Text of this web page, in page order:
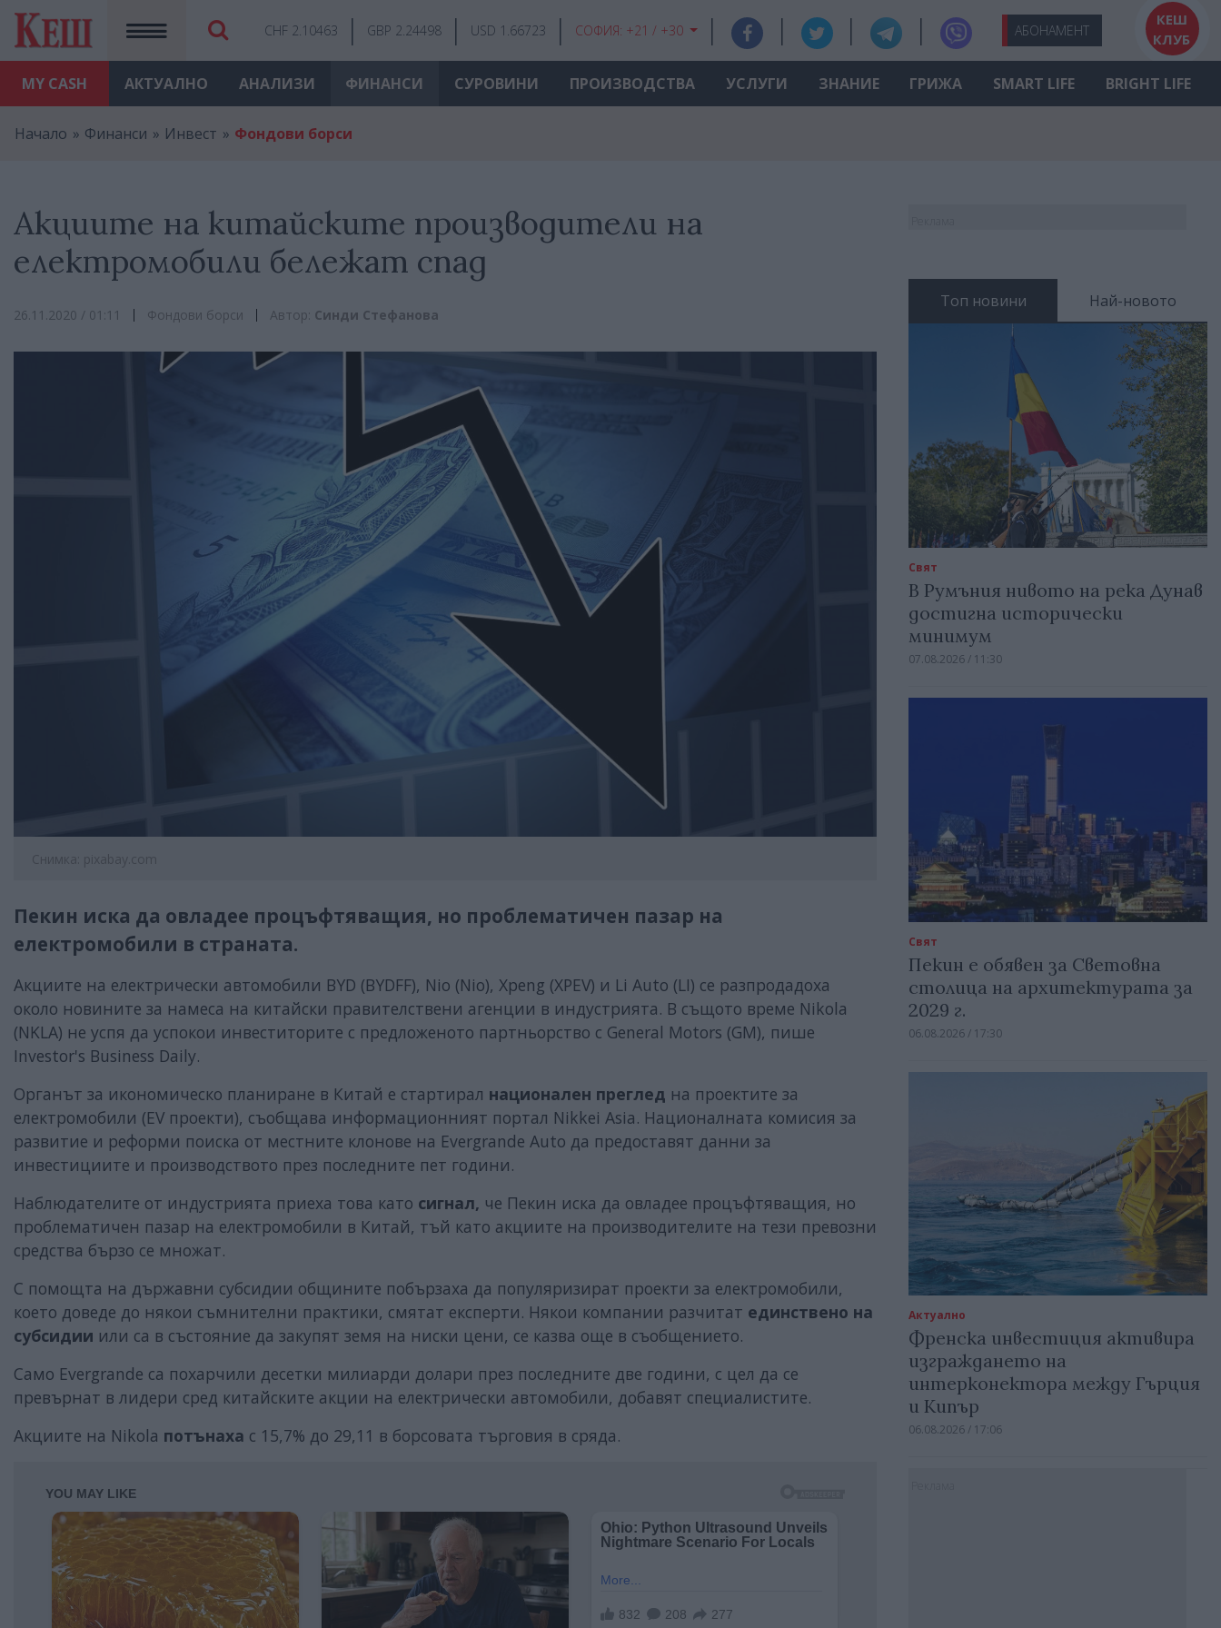
MY CASH
CHF 2.10463 GBP 2.24498 USD 1.66723 СОФИЯ: +21 / +30 АБОНАМЕНТ
КЕШ
КЛУБ
АКТУАЛНО АНАЛИЗИ ФИНАНСИ СУРОВИНИ ПРОИЗВОДСТВА УСЛУГИ ЗНАНИЕ ГРИЖА SMART LIFE BRIGHT LIFE
Начало Финанси Инвест Фондови борси
Акциите на китайските производители на
електромобили бележат спад
26.11.2020 / 01:11 Фондови борси Автор: Синди Стефанова
Снимка: pixabay.com
Пекин иска да овладее процъфтяващия, но проблематичен пазар на
електромобили в страната.
Акциите на електрически автомобили BYD (BYDFF), Nio (Nio), Xpeng (XPEV) и Li Auto (LI) се разпродадоха
около новините за намеса на китайски правителствени агенции в индустрията. В същото време Nikola
(NKLA) не успя да успокои инвеститорите с предложеното партньорство с General Motors (GM), пише
Investor's Business Daily.
Органът за икономическо планиране в Китай е стартирал национален преглед на проектите за
електромобили (EV проекти), съобщава информационният портал Nikkei Asia. Националната комисия за
развитие и реформи поиска от местните клонове на Evergrande Auto да предоставят данни за
инвестициите и производството през последните пет години.
Наблюдателите от индустрията приеха това като сигнал, че Пекин иска да овладее процъфтяващия, но
проблематичен пазар на електромобили в Китай, тъй като акциите на производителите на тези превозни
средства бързо се множат.
С помощта на държавни субсидии общините побързаха да популяризират проекти за електромобили,
което доведе до някои съмнителни практики, смятат експерти. Някои компании разчитат единствено на
субсидии или са в състояние да закупят земя на ниски цени, се казва още в съобщението.
Само Evergrande са похарчили десетки милиарди долари през последните две години, с цел да се
превърнат в лидери сред китайските акции на електрически автомобили, добавят специалистите.
Акциите на Nikola потънаха с 15,7% до 29,11 в борсовата търговия в сряда.
Топ новини Най-новото
Свят
В Румъния нивото на река Дунав
достигна исторически
минимум
07.08.2026 / 11:30
Свят
Пекин е обявен за Световна
столица на архитектурата за
2029 г.
06.08.2026 / 17:30
Актуално
Френска инвестиция активира
изграждането на
интерконектора между Гърция
и Кипър
06.08.2026 / 17:06